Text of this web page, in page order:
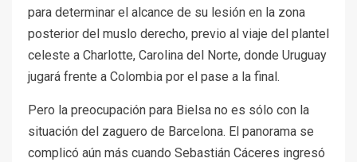
para determinar el alcance de su lesión en la zona
posterior del muslo derecho, previo al viaje del plantel
celeste a Charlotte, Carolina del Norte, donde Uruguay
jugará frente a Colombia por el pase a la final.
Pero la preocupación para Bielsa no es sólo con la
situación del zaguero de Barcelona. El panorama se
complicó aún más cuando Sebastián Cáceres ingresó